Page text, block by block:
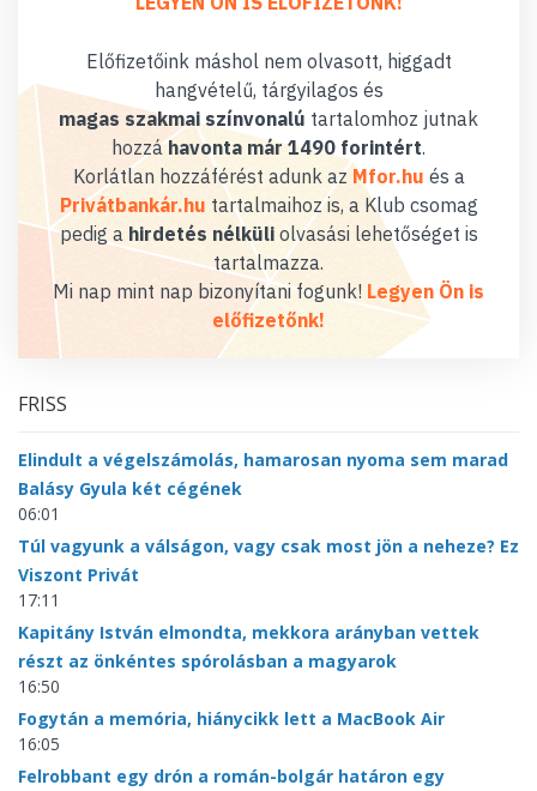
Előfizetőink máshol nem olvasott, higgadt
hangvételű, tárgyilagos és
magas szakmai színvonalú tartalomhoz jutnak
hozzáhavonta már 1490 forintért.
Korlátlan hozzáférést adunk az Mfor.hu és a
Privátbankár.hu tartalmaihoz is, a Klub csomag
pedig a hirdetés nélküliolvasási lehetőséget is
tartalmazza.
Mi nap mint nap bizonyítani fogunk! Legyen Ön is
előfizetőnk!
FRISS
Elindult a végelszámolás, hamarosan nyoma sem marad
Balásy Gyula két cégének
06:01
Túl vagyunk a válságon, vagy csak most jön a neheze? Ez
Viszont Privát
17:11
Kapitány István elmondta, mekkora arányban vettek
részt az önkéntes spórolásban a magyarok
16:50
Fogytán a memória, hiánycikk lett a MacBook Air
16:05
Felrobbant egy drón a román-bolgár határon egy